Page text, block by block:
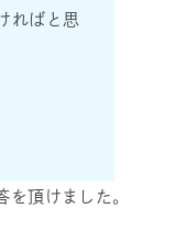
ればと思
を頂けました。